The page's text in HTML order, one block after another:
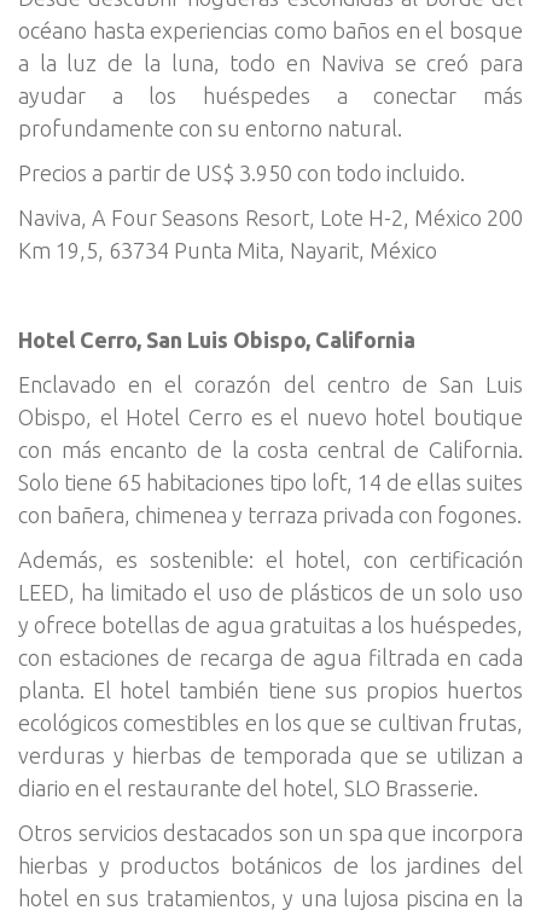
océano hasta experiencias como baños en el bosque
a la luz de la luna, todo en Naviva se creó para
ayudar a los huéspedes a conectar más
profundamente con su entorno natural.
Precios a partir de US$ 3.950 con todo incluido.
Naviva, A Four Seasons Resort, Lote H-2, México 200
Km 19,5, 63734 Punta Mita, Nayarit, México
Hotel Cerro, San Luis Obispo, California
Enclavado en el corazón del centro de San Luis
Obispo, el Hotel Cerro es el nuevo hotel boutique
con más encanto de la costa central de California.
Solo tiene 65 habitaciones tipo loft, 14 de ellas suites
con bañera, chimenea y terraza privada con fogones.
Además, es sostenible: el hotel, con certificación
LEED, ha limitado el uso de plásticos de un solo uso
y ofrece botellas de agua gratuitas a los huéspedes,
con estaciones de recarga de agua filtrada en cada
planta. El hotel también tiene sus propios huertos
ecológicos comestibles en los que se cultivan frutas,
verduras y hierbas de temporada que se utilizan a
diario en el restaurante del hotel, SLO Brasserie.
Otros servicios destacados son un spa que incorpora
hierbas y productos botánicos de los jardines del
hotel en sus tratamientos, y una lujosa piscina en la